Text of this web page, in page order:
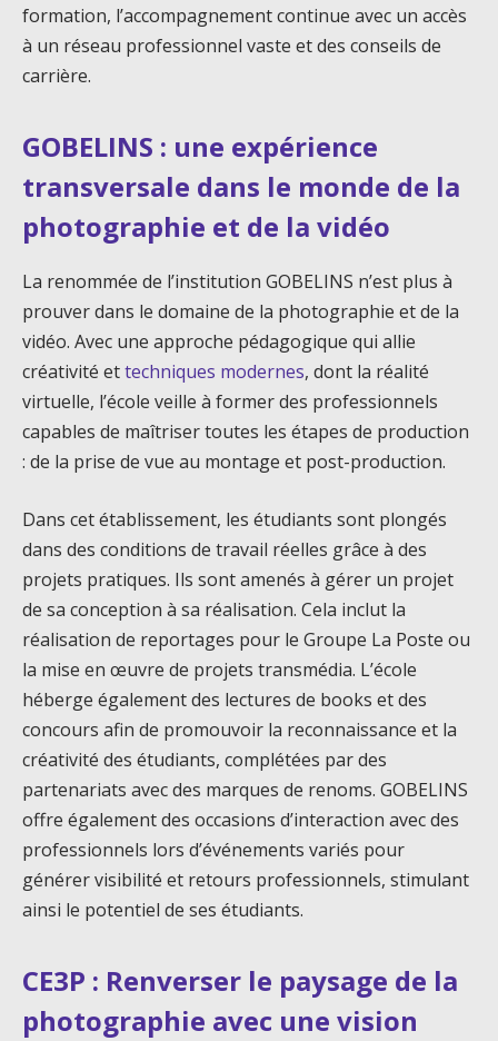
formation, l’accompagnement continue avec un accès
à un réseau professionnel vaste et des conseils de
carrière.
GOBELINS : une expérience
transversale dans le monde de la
photographie et de la vidéo
La renommée de l’institution GOBELINS n’est plus à
prouver dans le domaine de la photographie et de la
vidéo. Avec une approche pédagogique qui allie
créativité ettechniques modernes, dont la réalité
virtuelle, l’école veille à former des professionnels
capables de maîtriser toutes les étapes de production
: de la prise de vue au montage et post-production.
Dans cet établissement, les étudiants sont plongés
dans des conditions de travail réelles grâce à des
projets pratiques. Ils sont amenés à gérer un projet
de sa conception à sa réalisation. Cela inclut la
réalisation de reportages pour le Groupe La Poste ou
la mise en œuvre de projets transmédia. L’école
héberge également des lectures de books et des
concours afin de promouvoir la reconnaissance et la
créativité des étudiants, complétées par des
partenariats avec des marques de renoms. GOBELINS
offre également des occasions d’interaction avec des
professionnels lors d’événements variés pour
générer visibilité et retours professionnels, stimulant
ainsi le potentiel de ses étudiants.
CE3P : Renverser le paysage de la
photographie avec une vision